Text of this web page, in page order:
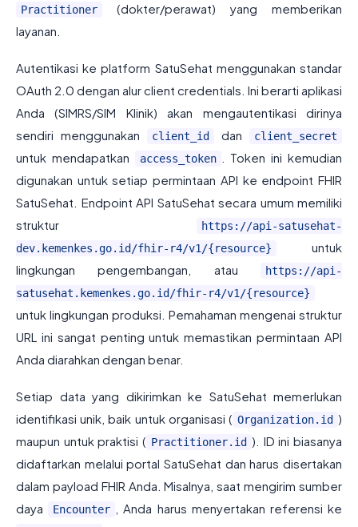
Practitioner
(dokter/perawat) yang memberikan
layanan.
Autentikasi ke platform SatuSehat menggunakan standar
OAuth 2.0 dengan alur client credentials. Ini berarti aplikasi
Anda (SIMRS/SIM Klinik) akan mengautentikasi dirinya
sendiri menggunakan
client_id dan client_secret
untuk mendapatkan access_token
. Token ini kemudian
digunakan untuk setiap permintaan API ke endpoint FHIR
SatuSehat. Endpoint API SatuSehat secara umum memiliki
struktur
https://api-satusehat-
dev.kemenkes.go.id/fhir-r4/v1/{resource}
untuk
lingkungan pengembangan, atau
https://api-
satusehat.kemenkes.go.id/fhir-r4/v1/{resource}
untuk lingkungan produksi. Pemahaman mengenai struktur
URL ini sangat penting untuk memastikan permintaan API
Anda diarahkan dengan benar.
Setiap data yang dikirimkan ke SatuSehat memerlukan
identifikasi unik, baik untuk organisasi ( Organization.id )
maupun untuk praktisi ( Practitioner.id ). ID ini biasanya
didaftarkan melalui portal SatuSehat dan harus disertakan
dalam payload FHIR Anda. Misalnya, saat mengirim sumber
daya
Encounter , Anda harus menyertakan referensi ke